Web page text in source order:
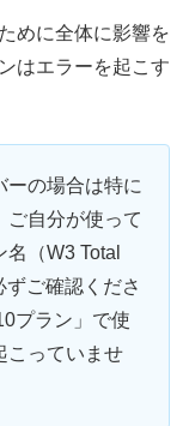
めに全体に影響を
はエラーを起こす
ーの場合は特に
ご自分が使って
（W3 Total
ご確認くださ
プラン」で使
こっていませ